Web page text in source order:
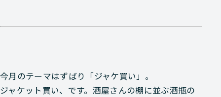
今月のテーマはずばり 「ジャケ買い」 。
ジャケット買い、です。酒屋さんの棚に並ぶ酒瓶の